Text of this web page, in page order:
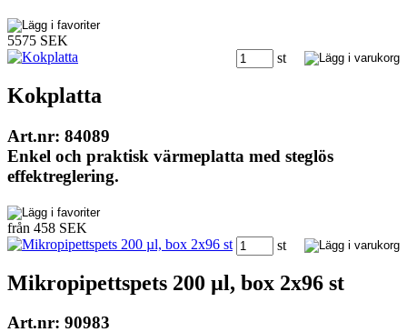
5575 SEK
st
Kokplatta
Art.nr: 84089
Enkel och praktisk värmeplatta med steglös
effektreglering.
från 458 SEK
st
Mikropipettspets 200 µl, box 2x96 st
Art.nr: 90983